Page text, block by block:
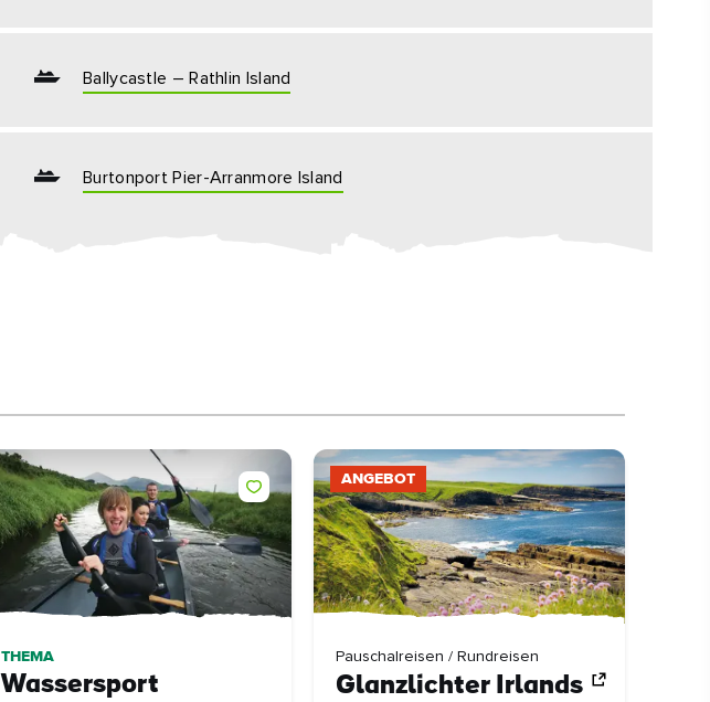
Ballycastle – Rathlin Island
Burtonport Pier-Arranmore Island
THEMA
Wassersport
ANGEBOT
Pauschalreisen / Rundreisen
Glanzlichter Irlands